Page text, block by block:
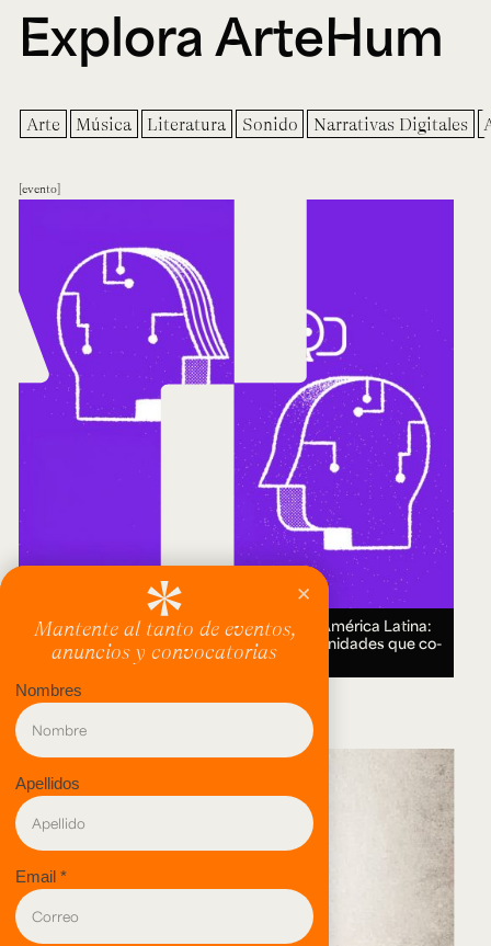
Explora ArteHum
Arte Música Literatura Sonido Narrativas Digitales
evento
Encuentro Humanidades Digitales en América Latina:
genealogías, conocimiento abierto y comunidades que co-
crean.18 AUG 2026.
evento